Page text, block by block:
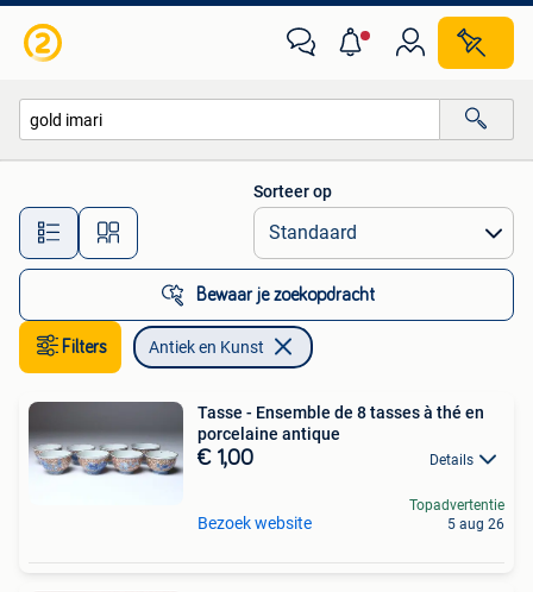
Alle afstanden…
Sorteer op
Bewaar je zoekopdracht
Filters Antiek en Kunst
Tasse - Ensemble de 8 tasses à thé en
porcelaine antique
€ 1,00 Details
Bezoek website
Topadvertentie
5 aug 26